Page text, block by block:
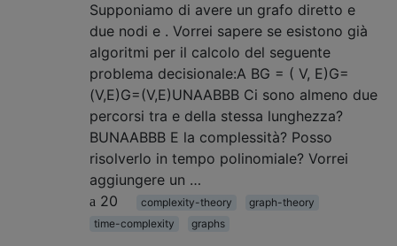
Supponiamo di avere un grafo diretto e
due nodi e . Vorrei sapere se esistono già
algoritmi per il calcolo del seguente
problema decisionale:A BG = ( V, E)G=
(V,E)G=(V,E)UNAABBB Ci sono almeno due
percorsi tra e della stessa lunghezza?
BUNAABBB E la complessità? Posso
risolverlo in tempo polinomiale? Vorrei
aggiungere un …
20
complexity-theory
graph-theory
time-complexity
graphs